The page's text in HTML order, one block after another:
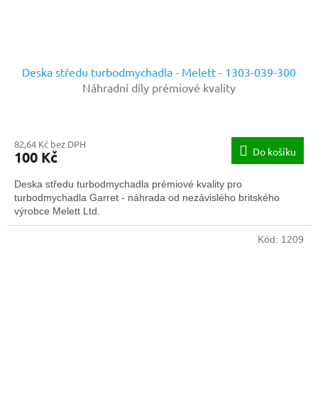
Deska středu turbodmychadla - Melett - 1303-039-300
Náhradní díly prémiové kvality
82,64 Kč bez DPH
100 Kč Do košíku
Deska středu turbodmychadla prémiové kvality pro
turbodmychadla Garret - náhrada od nezávislého britského
výrobce Melett Ltd.
Kód: 1209